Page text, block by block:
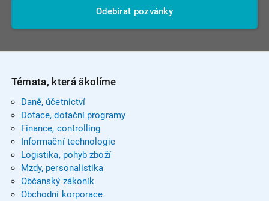
Odebírat pozvánky
Témata, která školíme
Daně, účetnictví
Dotace, dotační programy
Finance, controlling
Informační technologie
Logistika, pohyb zboží
Mzdy, personalistika
Občanský zákoník
Obchodní korporace